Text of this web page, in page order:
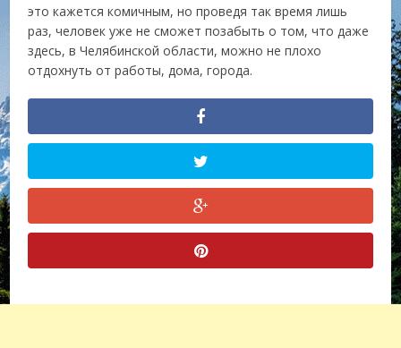
это кажется комичным, но проведя так время лишь
раз, человек уже не сможет позабыть о том, что даже
здесь, в Челябинской области, можно не плохо
отдохнуть от работы, дома, города.